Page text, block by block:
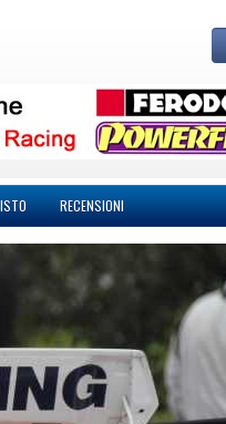
RECENSIONI